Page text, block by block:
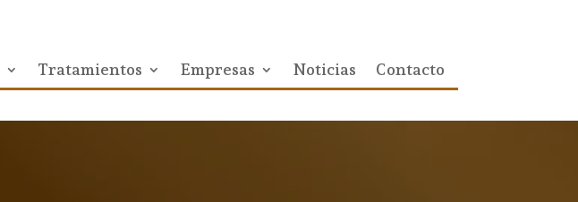
Tratamientos Empresas Noticias Contacto